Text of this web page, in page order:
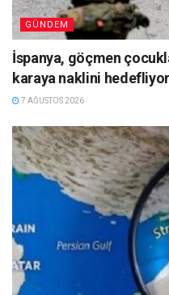
GÜNDEM
İspanya, göçmen
karaya naklini hedefliyor
7 AĞUSTOS 2026